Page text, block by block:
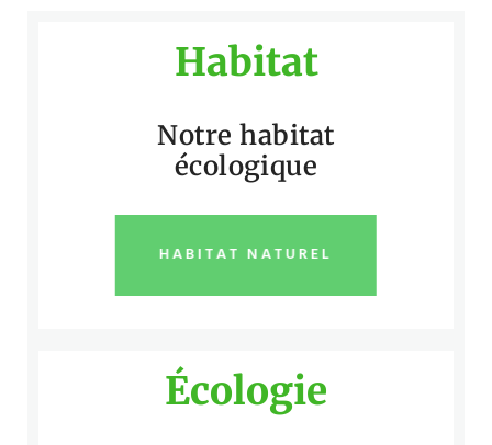
Habitat
Notre habitat
écologique
HABITAT NATUREL
Écologie